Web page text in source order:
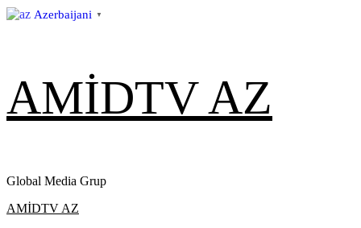
Azerbaijani ▼
content
AMİDTV AZ
Global Media Grup
Primary
AMİDTV AZ